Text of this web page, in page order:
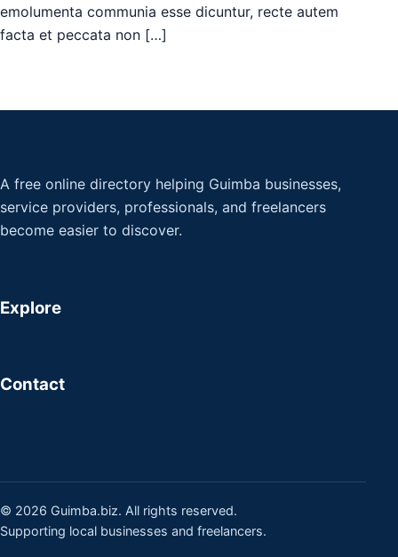
emolumenta communia esse dicuntur, recte autem
facta et peccata non […]
A free online directory helping Guimba businesses,
service providers, professionals, and freelancers
become easier to discover.
Explore
Contact
© 2026 Guimba.biz. All rights reserved.
Supporting local businesses and freelancers.